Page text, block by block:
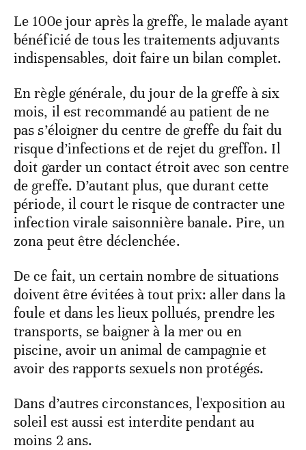
Le 100e jour après la greffe, le malade ayant
bénéficié de tous les traitements adjuvants
indispensables, doit faire un bilan complet.
En règle générale, du jour de la greffe à six
mois, il est recommandé au patient de ne
pas s’éloigner du centre de greffe du fait du
risque d’infections et de rejet du greffon. Il
doit garder un contact étroit avec son centre
de greffe. D’autant plus, que durant cette
période, il court le risque de contracter une
infection virale saisonnière banale. Pire, un
zona peut être déclenchée.
De ce fait, un certain nombre de situations
doivent être évitées à tout prix: aller dans la
foule et dans les lieux pollués, prendre les
transports, se baigner à la mer ou en
piscine, avoir un animal de campagnie et
avoir des rapports sexuels non protégés.
Dans d’autres circonstances, l'exposition au
soleil est aussi est interdite pendant au
moins 2 ans.